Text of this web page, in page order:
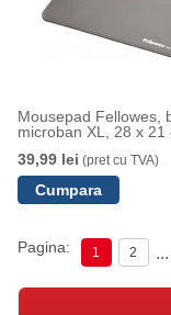
Mousepad Fellowes,
microban XL, 28 x 21
39,99 lei (pret cu TVA)
Pagina: 1 2 ...